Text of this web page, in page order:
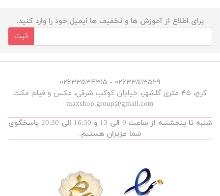
برای اطلاع از آموزش ها و تخفیف ها ایمیل خود را وارد کنید.
ثبت
۰۲۶۳۳۵۱۳۵۲۹ - ۰۲۶۳۳۵۳۴۳۱۵
کرج، ۴۵ متری گلشهر، خیابان کوکب شرقی، عکس و فیلم مکث
maxshop.group@gmail.com
شنبه تا پنجشنبه از ساعت 9 الی 13 و 16:30 الی 20:30 پاسخگوی
شما عزیزان هستیم.